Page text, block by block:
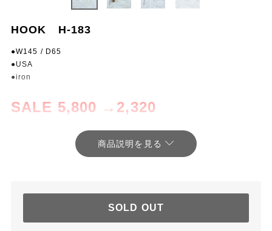
HOOK H-183
●W145 / D65
●USA
●iron
SALE 5,800 →2,320
アメリカ製のヴィンテージフックで、レトロなデザインでとても可愛
SOLD OUT